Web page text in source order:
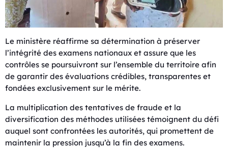
Le ministère réaffirme sa détermination à préserver
l’intégrité des examens nationaux et assure que les
contrôles se poursuivront sur l’ensemble du territoire afin
de garantir des évaluations crédibles, transparentes et
fondées exclusivement sur le mérite.
La multiplication des tentatives de fraude et la
diversification des méthodes utilisées témoignent du défi
auquel sont confrontées les autorités, qui promettent de
maintenir la pression jusqu’à la fin des examens.